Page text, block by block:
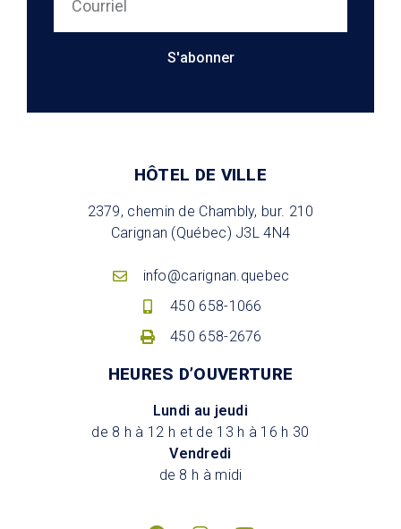
S'abonner
HÔTEL DE VILLE
2379, chemin de Chambly, bur. 210
Carignan (Québec) J3L 4N4
info@carignan.quebec
450 658-1066
450 658-2676
HEURES D’OUVERTURE
Lundi au jeudi
de 8 h à 12 h et de 13 h à 16 h 30
Vendredi
de 8 h à midi